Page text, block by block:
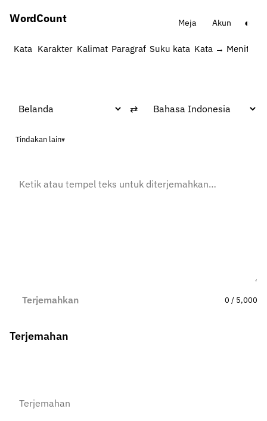
WordCount Meja Akun ◐
Kata Karakter Kalimat Paragraf Suku kata Kata → Menit
⇄
Tindakan lain
Terjemahkan 0 / 5,000
Terjemahan